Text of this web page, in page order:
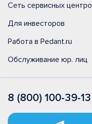
Сеть сервисных
Для инвесторов
Работа в Pedant.ru
Обслуживание юр. лиц
8 (800) 100-39-13